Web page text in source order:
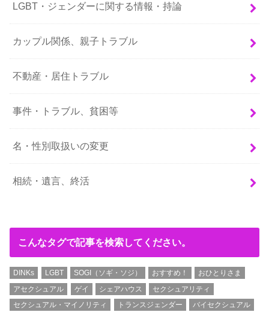
LGBT・ジェンダーに関する情報・持論
カップル関係、親子トラブル
不動産・居住トラブル
事件・トラブル、貧困等
名・性別取扱いの変更
相続・遺言、終活
こんなタグで記事を検索してください。
DINKs LGBT SOGI（ソギ・ソジ） おすすめ！
おひとりさま
アセクシュアル
ゲイ シェアハウス
セクシュアリティ
セクシュアル・マイノリティ
トランスジェンダー バイセクシュアル